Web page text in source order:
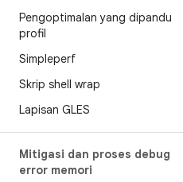
Pengoptimalan yang dipandu
profil
Simpleperf
Skrip shell wrap
Lapisan GLES
Mitigasi dan proses debug
error memori